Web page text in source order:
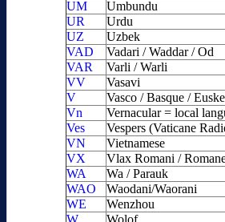
UM
Umbundu
UR
Urdu
UZ
Uzbek
VAD
Vadari / Waddar / Od
VAR
Varli / Warli
VV
Vasavi
V
Vasco / Basque /
Vn
Vernacular = local
Ves
Vespers (Vaticane
VN
Vietnamese
VX
Vlax Romani /
WA
Wa / Parauk
WAO
Waodani/Waorani
WE
Wenzhou